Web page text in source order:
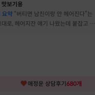
맛보기용
요약 “버티면 남친이랑 안 헤어진다”는
대로, 헤어지잔 얘기 나왔는데 붙잡고 지
애정운 상담후기 680개